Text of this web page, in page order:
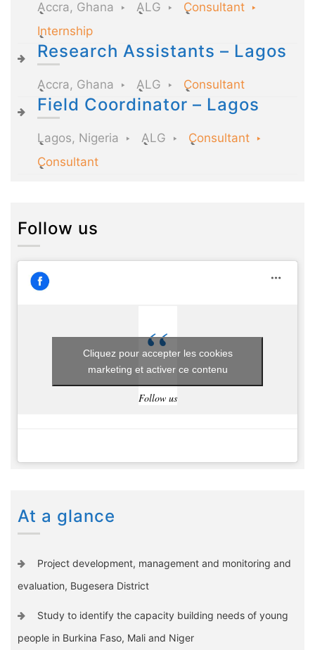
Accra, Ghana ALG
Consultant
Internship
Research Assistants – Lagos
Accra, Ghana ALG Consultant
Field Coordinator – Lagos
Lagos, Nigeria ALG
Consultant
Consultant
Follow us
Follow us
Cliquez pour accepter les cookies
marketing et activer ce contenu
At a glance
Project development, management and monitoring and
evaluation, Bugesera District
Study to identify the capacity building needs of young
people in Burkina Faso, Mali and Niger